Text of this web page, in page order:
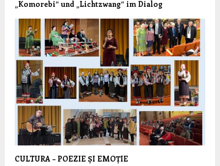
„Komorebi“ und „Lichtzwang“ im Dialog
CULTURA – POEZIE ȘI EMOȚIE